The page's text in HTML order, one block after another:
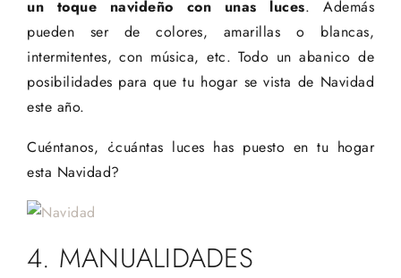
un toque navideño con unas luces. Además
pueden ser de colores, amarillas o blancas,
intermitentes, con música, etc. Todo un abanico de
posibilidades para que tu hogar se vista de Navidad
este año.
Cuéntanos, ¿cuántas luces has puesto en tu hogar
esta Navidad?
4. MANUALIDADES